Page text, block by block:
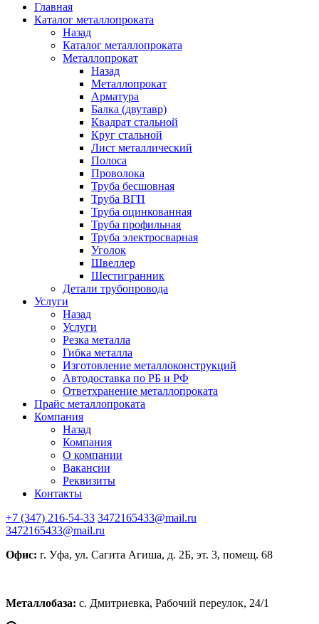
Главная
Каталог металлопроката
Назад
Каталог металлопроката
Металлопрокат
Назад
Металлопрокат
Арматура
Балка (двутавр)
Квадрат стальной
Круг стальной
Лист металлический
Полоса
Проволока
Труба бесшовная
Труба ВГП
Труба оцинкованная
Труба профильная
Труба электросварная
Уголок
Швеллер
Шестигранник
Детали трубопровода
Услуги
Назад
Услуги
Резка металла
Гибка металла
Изготовление металлоконструкций
Автодоставка по РБ и РФ
Ответхранение металлопроката
Прайс металлопроката
Компания
Назад
Компания
О компании
Вакансии
Реквизиты
Контакты
+7 (347) 216-54-33 3472165433@mail.ru
3472165433@mail.ru
Офис: г. Уфа, ул. Сагита Агиша, д. 2Б, эт. 3, помещ. 68
Металлобаза: с. Дмитриевка, Рабочий переулок, 24/1